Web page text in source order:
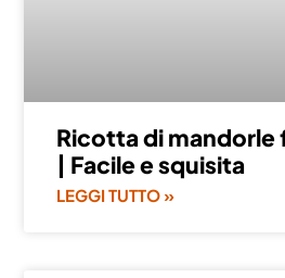
Ricotta di mandorle
| Facile e squisita
LEGGI TUTTO »